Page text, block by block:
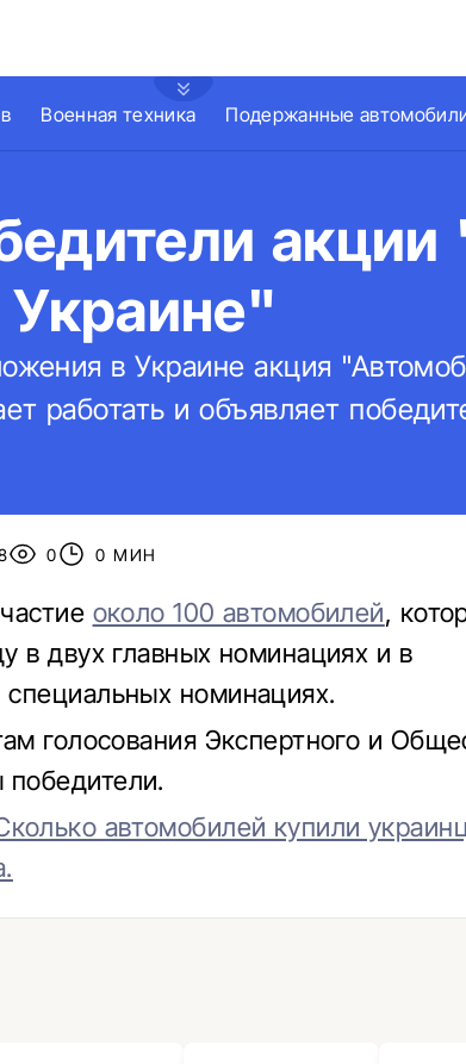
Военная техника Подержанные
акции
в Украине акция
работать и объявляет
0 0 МИН
около 100 автомобилей,
в двух главных номинациях и в
номинациях.
голосования Экспертного и
автомобилей купили